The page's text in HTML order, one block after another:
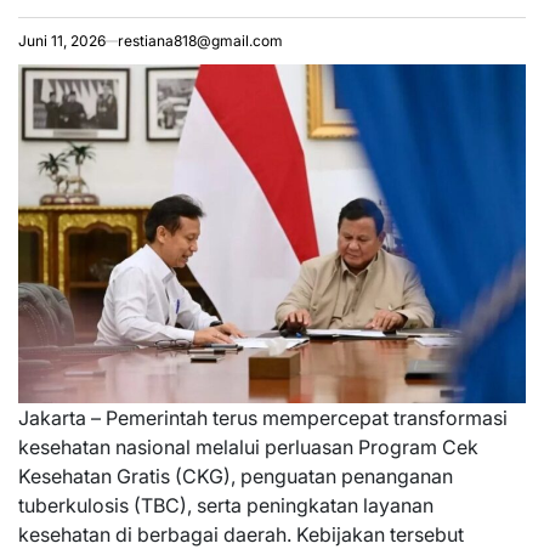
Juni 11, 2026 restiana818@gmail.com
Jakarta – Pemerintah terus mempercepat transformasi
kesehatan nasional melalui perluasan Program Cek
Kesehatan Gratis (CKG), penguatan penanganan
tuberkulosis (TBC), serta peningkatan layanan
kesehatan di berbagai daerah. Kebijakan tersebut